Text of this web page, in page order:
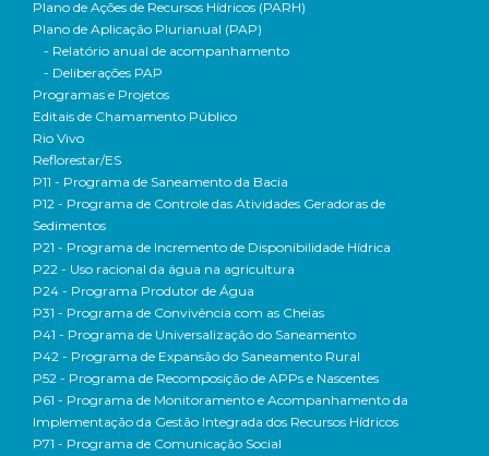
Plano de Ações de Recursos Hídricos (PARH)
Plano de Aplicação Plurianual (PAP)
- Relatório anual de acompanhamento
- Deliberações PAP
Programas e Projetos
Editais de Chamamento Público
Rio Vivo
Reflorestar/ES
P11 - Programa de Saneamento da Bacia
P12 - Programa de Controle das Atividades Geradoras de
Sedimentos
P21 - Programa de Incremento de Disponibilidade Hídrica
P22 - Uso racional da água na agricultura
P24 - Programa Produtor de Água
P31 - Programa de Convivência com as Cheias
P41 - Programa de Universalização do Saneamento
P42 - Programa de Expansão do Saneamento Rural
P52 - Programa de Recomposição de APPs e Nascentes
P61 - Programa de Monitoramento e Acompanhamento da
Implementação da Gestão Integrada dos Recursos Hídricos
P71 - Programa de Comunicação Social